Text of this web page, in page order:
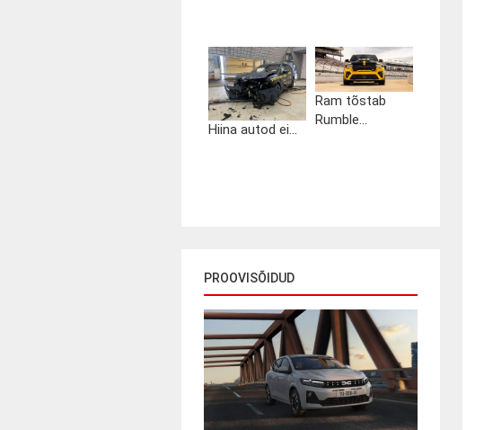
Hiina autod ei...
Ram tõstab
Rumble...
PROOVISÕIDUD